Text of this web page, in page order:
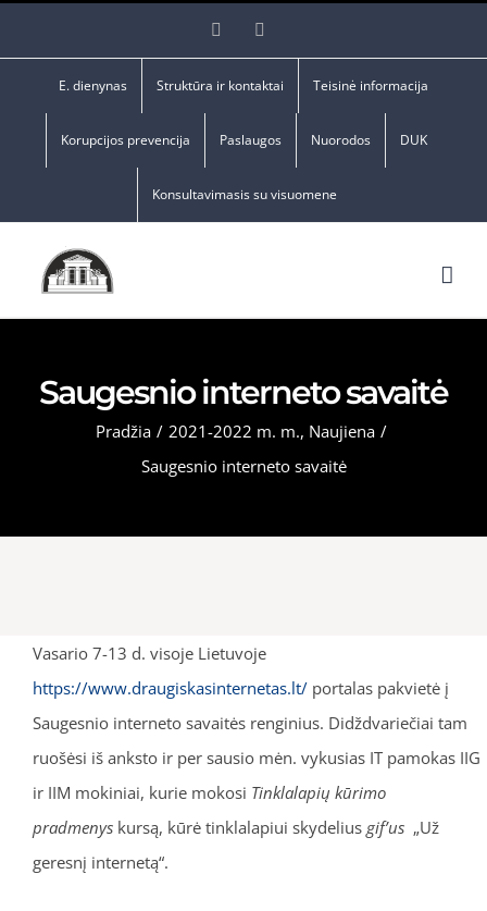
Facebook
E. dienynas Struktūra ir kontaktai Teisinė informacija
Korupcijos prevencija Paslaugos Nuorodos DUK
Konsultavimasis su visuomene
Saugesnio interneto savaitė
Pradžia / 2021-2022 m. m., Naujiena /
Saugesnio interneto savaitė
Vasario 7-13 d. visoje Lietuvoje
https://www.draugiskasinternetas.lt/portalas pakvietė į
Saugesnio interneto savaitės renginius. Didždvariečiai tam
ruošėsi iš anksto ir per sausio mėn. vykusias IT pamokas IIG
ir IIM mokiniai, kurie mokosi Tinklalapių kūrimo
pradmenys kursą, kūrė tinklalapiui skydelius gif’us „Už
geresnį internetą“.